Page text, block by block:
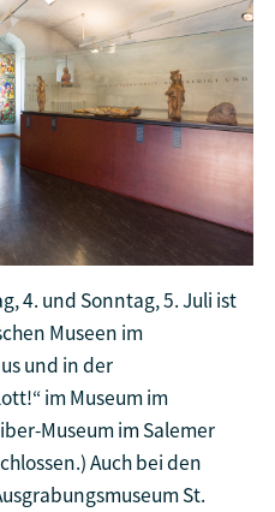
4. und Sonntag, 5. Juli ist
Museen im
und in der
im Museum im
Museum im Salemer
Auch bei den
St.